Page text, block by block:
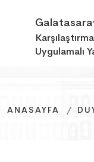
Uygulamalı
ANASAYFA
ANASAYFA
ANASAYFA